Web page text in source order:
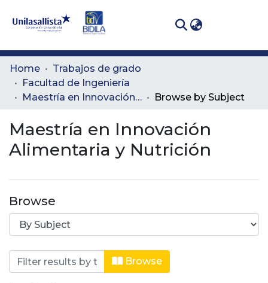
Communities
& Collections
Home
Trabajos de grado
Facultad de Ingeniería
Maestría en Innovación Alimentaria y Nutrición
Browse by Subject
Maestría en Innovación
Alimentaria y Nutrición
Browse
Browsing Maestría en Innovación
Browse